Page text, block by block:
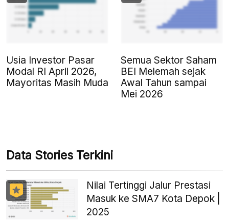
Usia Investor Pasar
Modal RI April 2026,
Mayoritas Masih Muda
Semua Sektor Saham
BEI Melemah sejak
Awal Tahun sampai
Mei 2026
Data Stories Terkini
Nilai Tertinggi Jalur Prestasi
Masuk ke SMA7 Kota Depok |
2025